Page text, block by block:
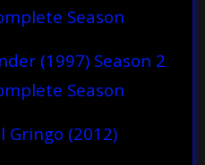
Season
(1997) Season 2
Season
Gringo (2012)